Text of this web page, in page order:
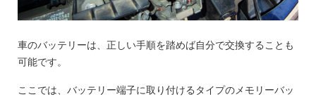
車のバッテリーは、正しい手順を踏めば自分で交換することも
可能です。
ここでは、バッテリー端子に取り付けるタイプのメモリーバッ